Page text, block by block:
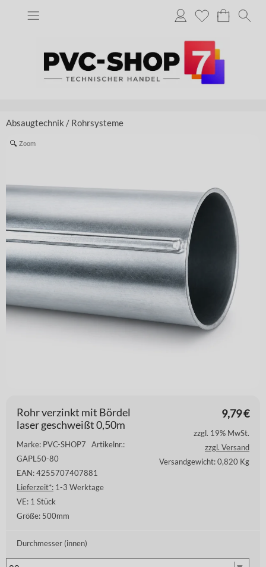
Absaugtechnik / Rohrsysteme
Zoom
9,79€
Rohr verzinkt mit Bördel
laser geschweißt 0,50m
Marke: PVC-SHOP7 Artikelnr.:
GAPL50-80
EAN: 4255707407881
Lieferzeit*: 1-3 Werktage
VE: 1 Stück
Größe: 500mm
zzgl. 19% MwSt.
zzgl. Versand
Versandgewicht: 0,820 Kg
Durchmesser (innen)